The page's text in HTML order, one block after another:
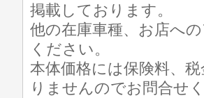
掲載しております。
他の在庫車種、お店へ
ください。
本体価格には保険料、
りませんのでお問合せく